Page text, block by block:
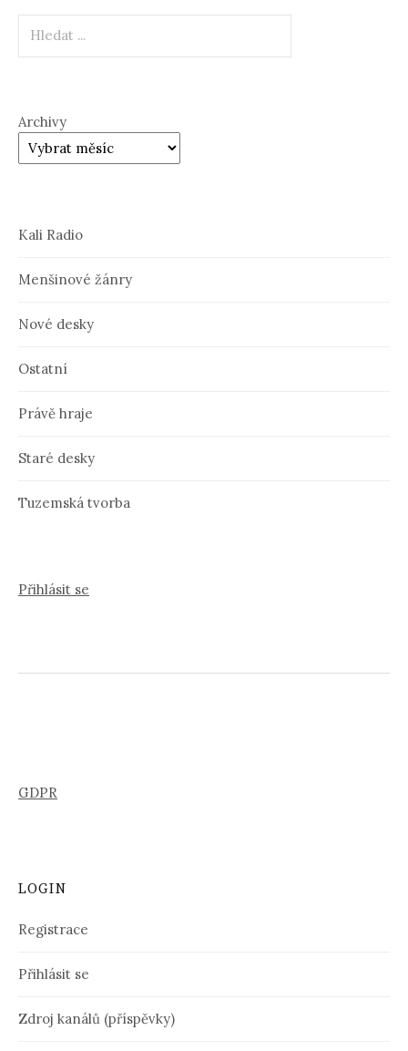
Archivy
Kali Radio
Menšinové žánry
Nové desky
Ostatní
Právě hraje
Staré desky
Tuzemská tvorba
Přihlásit se
GDPR
LOGIN
Registrace
Přihlásit se
Zdroj kanálů (příspěvky)